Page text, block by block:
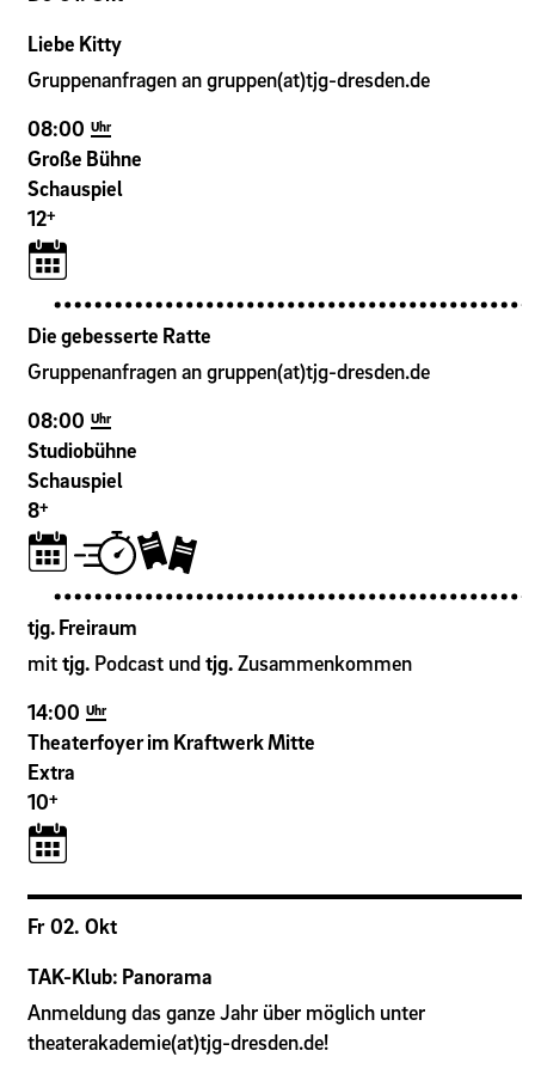
Liebe Kitty
Gruppenanfragen an gruppen(at)tjg-dresden.de
08:00 Uhr
12+
Große Bühne
Schauspiel
Die gebesserte Ratte
Gruppenanfragen an gruppen(at)tjg-dresden.de
08:00 Uhr
8+
Studiobühne
Schauspiel
tjg. Freiraum
mittjg. Podcast undtjg.Zusammenkommen
14:00 Uhr
10+
Theaterfoyer im Kraftwerk Mitte
Extra
Fr 02. Okt
TAK-Klub: Panorama
Anmeldung das ganze Jahr über möglich unter
theaterakademie(at)tjg-dresden.de!